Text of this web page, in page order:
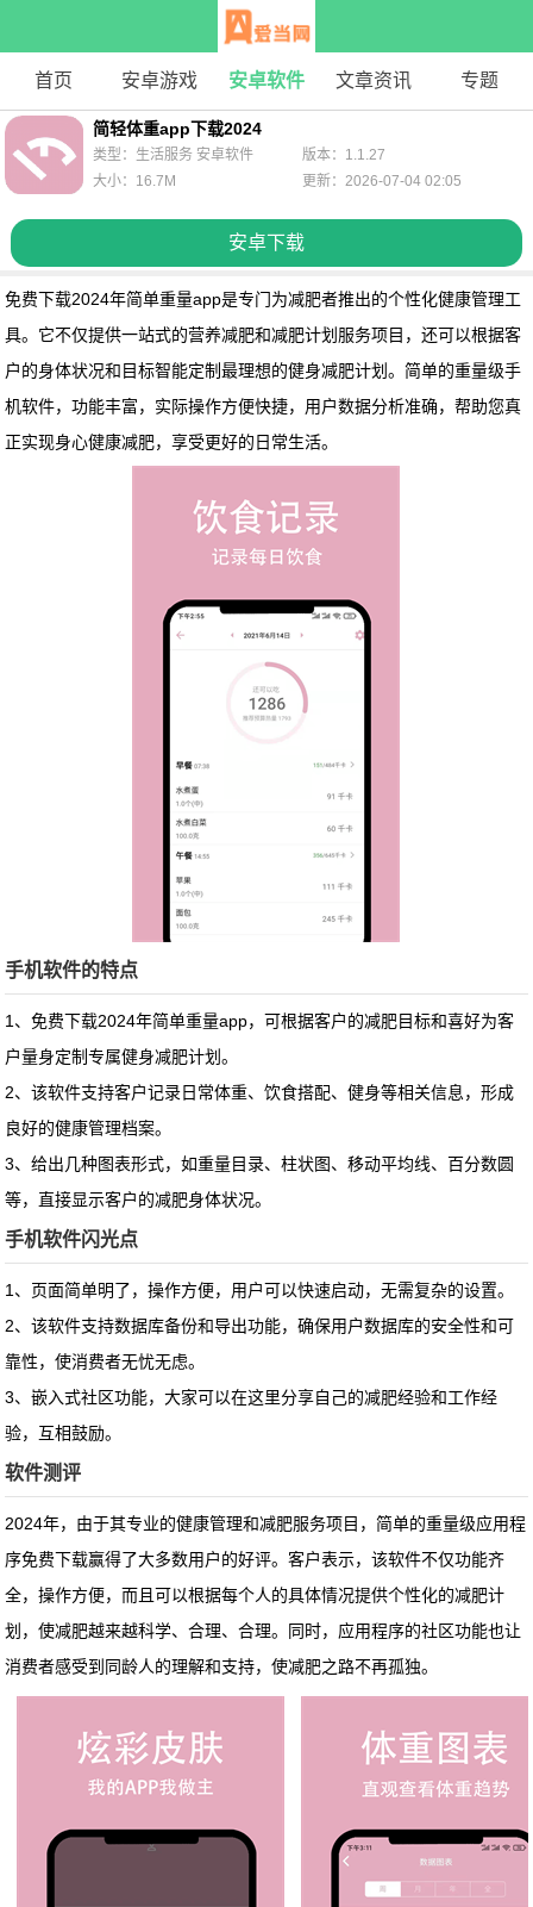
首页 安卓游戏 安卓软件 文章资讯 专题
简轻体重app下载2024
安卓下载
类型：生活服务 安卓软件
版本：1.1.27
大小：16.7M
更新：2026-07-04 02:05
免费下载2024年简单重量app是专门为减肥者推出的个性化健康管理工
具。它不仅提供一站式的营养减肥和减肥计划服务项目，还可以根据客
户的身体状况和目标智能定制最理想的健身减肥计划。简单的重量级手
机软件，功能丰富，实际操作方便快捷，用户数据分析准确，帮助您真
正实现身心健康减肥，享受更好的日常生活。
手机软件的特点
1、免费下载2024年简单重量app，可根据客户的减肥目标和喜好为客
户量身定制专属健身减肥计划。
2、该软件支持客户记录日常体重、饮食搭配、健身等相关信息，形成
良好的健康管理档案。
3、给出几种图表形式，如重量目录、柱状图、移动平均线、百分数圆
等，直接显示客户的减肥身体状况。
手机软件闪光点
1、页面简单明了，操作方便，用户可以快速启动，无需复杂的设置。
2、该软件支持数据库备份和导出功能，确保用户数据库的安全性和可
靠性，使消费者无忧无虑。
3、嵌入式社区功能，大家可以在这里分享自己的减肥经验和工作经
验，互相鼓励。
软件测评
2024年，由于其专业的健康管理和减肥服务项目，简单的重量级应用程
序免费下载赢得了大多数用户的好评。客户表示，该软件不仅功能齐
全，操作方便，而且可以根据每个人的具体情况提供个性化的减肥计
划，使减肥越来越科学、合理、合理。同时，应用程序的社区功能也让
消费者感受到同龄人的理解和支持，使减肥之路不再孤独。